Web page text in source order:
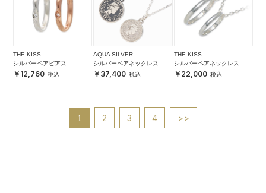
THE KISS
シルバーペアピアス
12,760
AQUA SILVER
シルバーペアネックレス
37,400
THE KISS
シルバーペアネックレス
22,000
1 2 3 4 >>